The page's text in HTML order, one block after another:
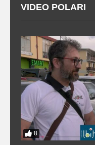
VIDEO POLARI
8